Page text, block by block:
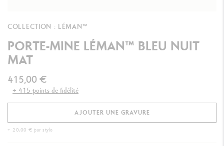
COLLECTION : LÉMAN™
PORTE-MINE LÉMAN™ BLEU NUIT
MAT
415,00 €
+ 415 points de fidélité
AJOUTER UNE GRAVURE
+ 20,00 € par stylo